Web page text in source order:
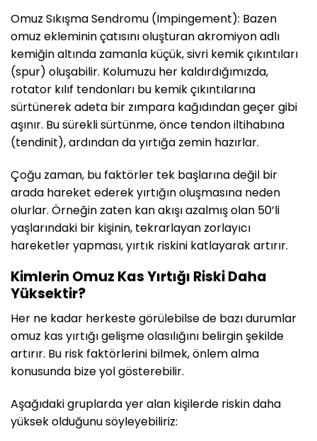
Omuz Sıkışma Sendromu (Impingement): Bazen
omuz ekleminin çatısını oluşturan akromiyon adlı
kemiğin altında zamanla küçük, sivri kemik çıkıntıları
(spur) oluşabilir. Kolumuzu her kaldırdığımızda,
rotator kılıf tendonları bu kemik çıkıntılarına
sürtünerek adeta bir zımpara kağıdından geçer gibi
aşınır. Bu sürekli sürtünme, önce tendon iltihabına
(tendinit), ardından da yırtığa zemin hazırlar.
Çoğu zaman, bu faktörler tek başlarına değil bir
arada hareket ederek yırtığın oluşmasına neden
olurlar. Örneğin zaten kan akışı azalmış olan 50’li
yaşlarındaki bir kişinin, tekrarlayan zorlayıcı
hareketler yapması, yırtık riskini katlayarak artırır.
Kimlerin Omuz Kas Yırtığı Riski Daha
Yüksektir?
Her ne kadar herkeste görülebilse de bazı durumlar
omuz kas yırtığı gelişme olasılığını belirgin şekilde
artırır. Bu risk faktörlerini bilmek, önlem alma
konusunda bize yol gösterebilir.
Aşağıdaki gruplarda yer alan kişilerde riskin daha
yüksek olduğunu söyleyebiliriz: